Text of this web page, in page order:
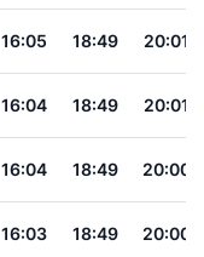
16:05 18:49 20:01
16:04 18:49 20:01
16:04 18:49 20:00
16:03 18:49 20:00